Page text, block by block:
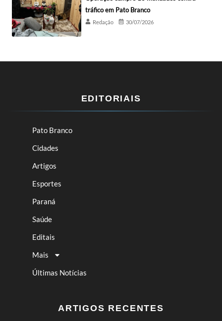
tráfico em Pato Branco
Redação 30/07/2026
EDITORIAIS
Pato Branco
Cidades
Artigos
Esportes
Paraná
Saúde
Editais
Mais
Últimas Notícias
ARTIGOS RECENTES